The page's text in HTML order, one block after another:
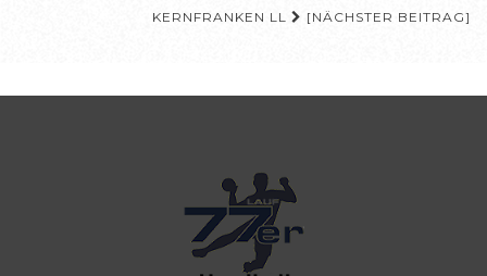
KERNFRANKEN LL
[NÄCHSTER BEITRAG]